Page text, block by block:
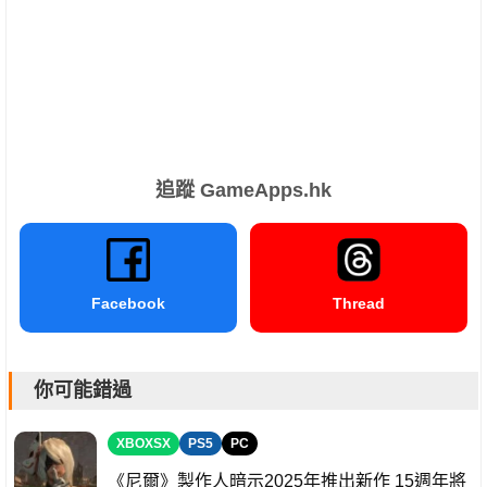
追蹤 GameApps.hk
Facebook Thread
你可能錯過
XBOXSX PS5 PC
《尼爾》製作人暗示2025年推出新作 15週年將